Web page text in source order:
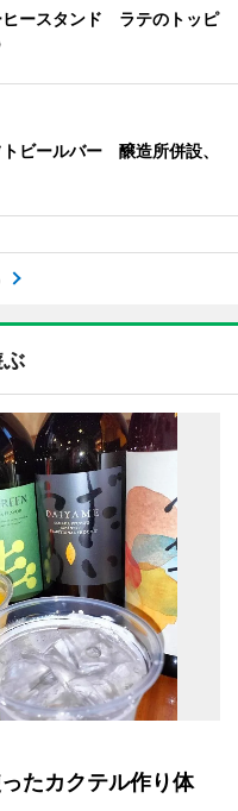
ヒースタンド ラテのトッピ
ビールバー 醸造所併設、
たカクテル作り体